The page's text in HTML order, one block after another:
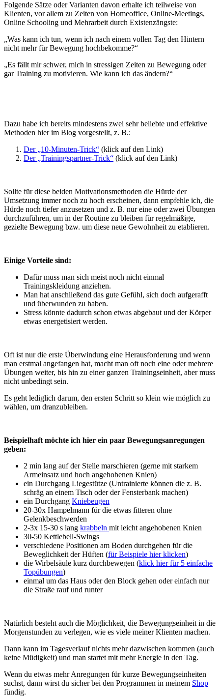
Folgende Sätze oder Varianten davon erhalte ich teilweise von
Klienten, vor allem zu Zeiten von Homeoffice, Online-Meetings,
Online Schooling und Mehrarbeit durch Existenzängste:
„Was kann ich tun, wenn ich nach einem vollen Tag den Hintern
nicht mehr für Bewegung hochbekomme?“
„Es fällt mir schwer, mich in stressigen Zeiten zu Bewegung oder
gar Training zu motivieren. Wie kann ich das ändern?“
Dazu habe ich bereits mindestens zwei sehr beliebte und effektive
Methoden hier im Blog vorgestellt, z. B.:
Der „10-Minuten-Trick“ (klick auf den Link)
Der „Trainingspartner-Trick“ (klick auf den Link)
Sollte für diese beiden Motivationsmethoden die Hürde der
Umsetzung immer noch zu hoch erscheinen, dann empfehle ich, die
Hürde noch tiefer anzusetzen und z. B. nur eine oder zwei Übungen
durchzuführen, um in der Routine zu bleiben für regelmäßige,
gezielte Bewegung bzw. um diese neue Gewohnheit zu etablieren.
Einige Vorteile sind:
Dafür muss man sich meist noch nicht einmal
Trainingskleidung anziehen.
Man hat anschließend das gute Gefühl, sich doch aufgerafft
und überwunden zu haben.
Stress könnte dadurch schon etwas abgebaut und der Körper
etwas energetisiert werden.
Oft ist nur die erste Überwindung eine Herausforderung und wenn
man erstmal angefangen hat, macht man oft noch eine oder mehrere
Übungen weiter, bis hin zu einer ganzen Trainingseinheit, aber muss
nicht unbedingt sein.
Es geht lediglich darum, den ersten Schritt so klein wie möglich zu
wählen, um dranzubleiben.
Beispielhaft möchte ich hier ein paar Bewegungsanregungen
geben:
2 min lang auf der Stelle marschieren (gerne mit starkem
Armeinsatz und hoch angehobenen Knien)
ein Durchgang Liegestütze (Untrainierte können die z. B.
schräg an einem Tisch oder der Fensterbank machen)
ein Durchgang Kniebeugen
20-30x Hampelmann für die etwas fitteren ohne
Gelenkbeschwerden
2-3x 15-30 s lang krabbeln mit leicht angehobenen Knien
30-50 Kettlebell-Swings
verschiedene Positionen am Boden durchgehen für die
Beweglichkeit der Hüften (für Beispiele hier klicken)
die Wirbelsäule kurz durchbewegen (klick hier für 5 einfache
Topübungen)
einmal um das Haus oder den Block gehen oder einfach nur
die Straße rauf und runter
Natürlich besteht auch die Möglichkeit, die Bewegungseinheit in die
Morgenstunden zu verlegen, wie es viele meiner Klienten machen.
Dann kann im Tagesverlauf nichts mehr dazwischen kommen (auch
keine Müdigkeit) und man startet mit mehr Energie in den Tag.
Wenn du etwas mehr Anregungen für kurze Bewegungseinheiten
suchst, dann wirst du sicher bei den Programmen in meinem Shop
fündig.